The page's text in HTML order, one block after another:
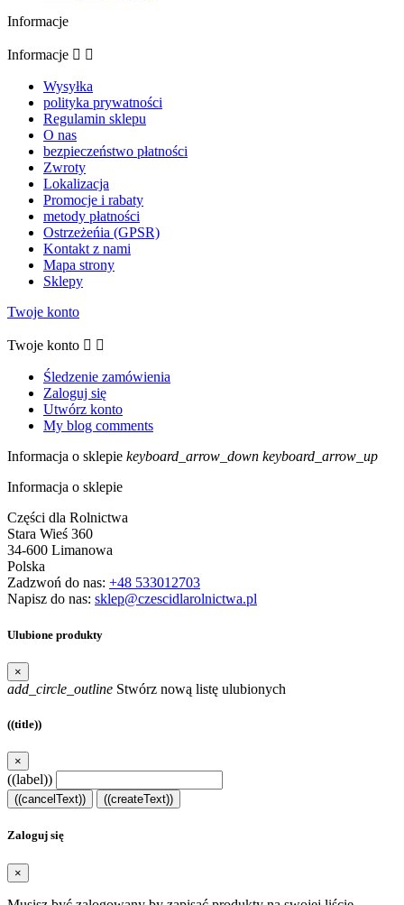
Informacje
Informacje  
Wysyłka
polityka prywatności
Regulamin sklepu
O nas
bezpieczeństwo płatności
Zwroty
Lokalizacja
Promocje i rabaty
metody płatności
Ostrzeżeńia (GPSR)
Kontakt z nami
Mapa strony
Sklepy
Twoje konto
Twoje konto  
Śledzenie zamówienia
Zaloguj się
Utwórz konto
My blog comments
Informacja o sklepie keyboard_arrow_down keyboard_arrow_up
Informacja o sklepie
Części dla Rolnictwa
Stara Wieś 360
34-600 Limanowa
Polska
Zadzwoń do nas: +48 533012703
Napisz do nas: sklep@czescidlarolnictwa.pl
Ulubione produkty
×
add_circle_outline Stwórz nową listę ulubionych
((title))
×
((label))
((cancelText)) ((createText))
Zaloguj się
×